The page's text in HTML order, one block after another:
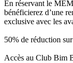
En réservant le
bénéficierez d’une
exclusive avec les
50% de réduction
Accès au Club Bim